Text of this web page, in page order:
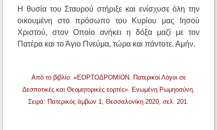
Η θυσία του Σταυρού στήριξε και ενίσχυσε όλη την
οικουμένη στο πρόσωπο του Κυρίου μας Ιησού
Χριστού, στον Οποίο ανήκει η δόξα μαζί με τον
Πατέρα και το Άγιο Πνεύμα, τώρα και πάντοτε. Αμήν.
Από το βιβλίο: «ΕΟΡΤΟΔΡΟΜΙΟΝ. Πατερικοί Λόγοι σε
Δεσποτικές και Θεομητορικές εορτές». Ενωμένη Ρωμηοσύνη.
Σειρά: Πατερικός άμβων 1, Θεσσαλονίκη 2020, σελ. 201.